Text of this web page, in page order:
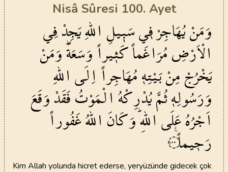
Nisâ Sûresi 100. Ayet
وَمَنْيُهَاجِرْف۪يسَب۪يلِ اللّٰهِيَجِدْفِي
الْاَرْضِمُرَاغَماًكَث۪يراًوَسَعَةًۜوَمَنْ
يَخْرُجْمِنْبَيْتِه۪مُهَاجِراًاِلَىاللّٰهِ
وَرَسُولِه۪ثُمَّيُدْرِكْهُالْمَوْتُفَقَدْوَقَعَ
اَجْرُهُعَلَىاللّٰهِۜوَكَانَ اللّٰهُغَفُوراً
رَح۪يماً۟١٠٠
Kim Allah yolunda hicret ederse, yeryüzünde gidecek çok